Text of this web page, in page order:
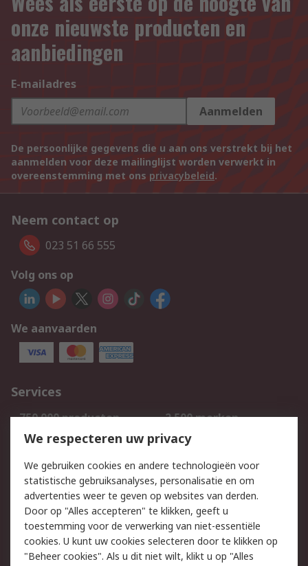
onze nieuwste producten en
aanbiedingen
E-mailadres
Aanmelden
De persoonlijke gegevens die u aan ons verstrekt bij het
aanmelden voor deze mailinglijst worden verwerkt in
overeenstemming met ons privacybeleid.
Neem contact op
023 51 66 555
Volg ons op
We aanvaarden
Services
750.000 producten
2.500 merken
Bestellen
Inkoopoplossingen
Track & Trace
Wettelijk
Cookiebeleid
Email veiligheid
Privacybeleid
Websitevoorwaarden
We respecteren uw privacy
We gebruiken cookies en andere technologieën voor
statistische gebruiksanalyses, personalisatie en om
advertenties weer te geven op websites van derden.
Door op "Alles accepteren" te klikken, geeft u
toestemming voor de verwerking van niet-essentiële
cookies. U kunt uw cookies selecteren door te klikken op
"Beheer cookies". Als u dit niet wilt, klikt u op "Alles